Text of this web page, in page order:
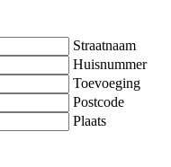
Straatnaam
Huisnummer
Toevoeging
Postcode
Plaats